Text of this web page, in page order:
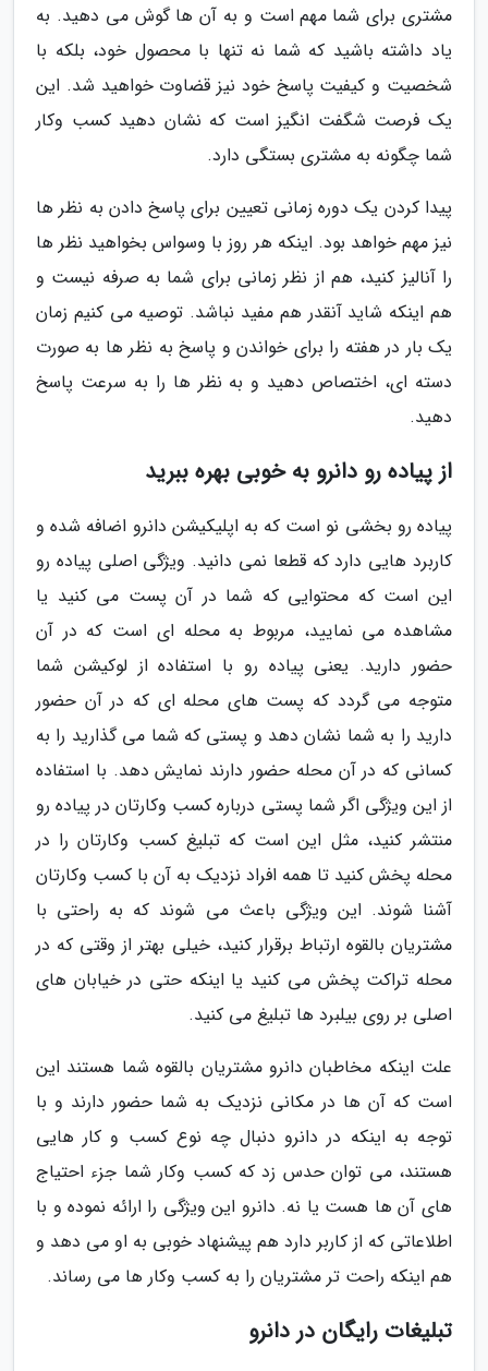
مشتری برای شما مهم است و به آن ها گوش می دهید. به
یاد داشته باشید که شما نه تنها با محصول خود، بلکه با
شخصیت و کیفیت پاسخ خود نیز قضاوت خواهید شد. این
یک فرصت شگفت انگیز است که نشان دهید کسب وکار
شما چگونه به مشتری بستگی دارد.
پیدا کردن یک دوره زمانی تعیین برای پاسخ دادن به نظر ها
نیز مهم خواهد بود. اینکه هر روز با وسواس بخواهید نظر ها
را آنالیز کنید، هم از نظر زمانی برای شما به صرفه نیست و
هم اینکه شاید آنقدر هم مفید نباشد. توصیه می کنیم زمان
یک بار در هفته را برای خواندن و پاسخ به نظر ها به صورت
دسته ای، اختصاص دهید و به نظر ها را به سرعت پاسخ
دهید.
از پیاده رو دانرو به خوبی بهره ببرید
پیاده رو بخشی نو است که به اپلیکیشن دانرو اضافه شده و
کاربرد هایی دارد که قطعا نمی دانید. ویژگی اصلی پیاده رو
این است که محتوایی که شما در آن پست می کنید یا
مشاهده می نمایید، مربوط به محله ای است که در آن
حضور دارید. یعنی پیاده رو با استفاده از لوکیشن شما
متوجه می گردد که پست های محله ای که در آن حضور
دارید را به شما نشان دهد و پستی که شما می گذارید را به
کسانی که در آن محله حضور دارند نمایش دهد. با استفاده
از این ویژگی اگر شما پستی درباره کسب وکارتان در پیاده رو
منتشر کنید، مثل این است که تبلیغ کسب وکارتان را در
محله پخش کنید تا همه افراد نزدیک به آن با کسب وکارتان
آشنا شوند. این ویژگی باعث می شوند که به راحتی با
مشتریان بالقوه ارتباط برقرار کنید، خیلی بهتر از وقتی که در
محله تراکت پخش می کنید یا اینکه حتی در خیابان های
اصلی بر روی بیلبرد ها تبلیغ می کنید.
علت اینکه مخاطبان دانرو مشتریان بالقوه شما هستند این
است که آن ها در مکانی نزدیک به شما حضور دارند و با
توجه به اینکه در دانرو دنبال چه نوع کسب و کار هایی
هستند، می توان حدس زد که کسب وکار شما جزء احتیاج
های آن ها هست یا نه. دانرو این ویژگی را ارائه نموده و با
اطلاعاتی که از کاربر دارد هم پیشنهاد خوبی به او می دهد و
هم اینکه راحت تر مشتریان را به کسب وکار ها می رساند.
تبلیغات رایگان در دانرو